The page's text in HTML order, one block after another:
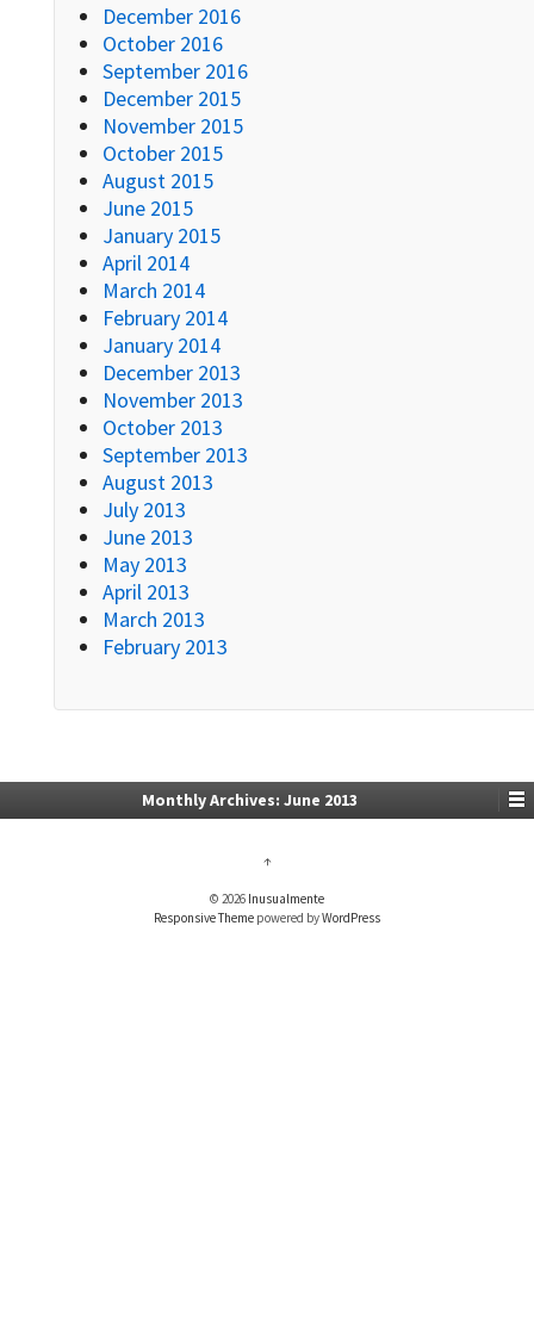
December 2016
October 2016
September 2016
December 2015
November 2015
October 2015
August 2015
June 2015
January 2015
April 2014
March 2014
February 2014
January 2014
December 2013
November 2013
October 2013
September 2013
August 2013
July 2013
June 2013
May 2013
April 2013
March 2013
February 2013
Monthly Archives: June 2013
↑
© 2026 Inusualmente
Responsive Theme powered byWordPress